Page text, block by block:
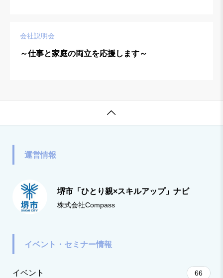
会社説明会
～仕事と家庭の両立を応援します～

運営情報
堺市「ひとり親×スキルアップ」ナビ
株式会社Compass
イベント・セミナー情報
イベント 66